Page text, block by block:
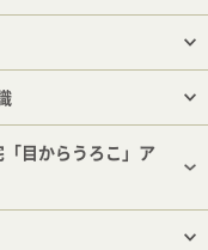
「目からうろこ」ア